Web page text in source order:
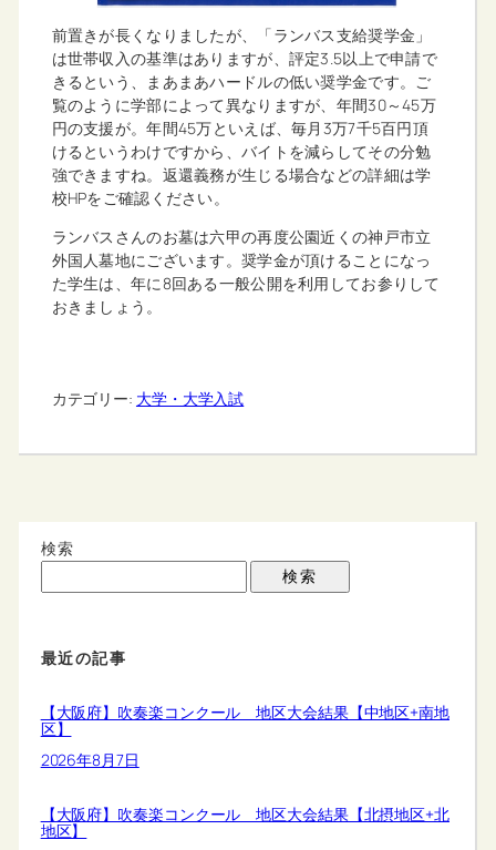
前置きが長くなりましたが、「ランバス支給奨学金」
は世帯収入の基準はありますが、評定3.5以上で申請で
きるという、まあまあハードルの低い奨学金です。ご
覧のように学部によって異なりますが、年間30～45万
円の支援が。年間45万といえば、毎月3万7千5百円頂
けるというわけですから、バイトを減らしてその分勉
強できますね。返還義務が生じる場合などの詳細は学
校HPをご確認ください。
ランバスさんのお墓は六甲の再度公園近くの神戸市立
外国人墓地にございます。奨学金が頂けることになっ
た学生は、年に8回ある一般公開を利用してお参りして
おきましょう。
カテゴリー: 大学・大学入試
検索
検索
最近の記事
【大阪府】吹奏楽コンクール 地区大会結果【中地区+南地
区】
2026年8月7日
【大阪府】吹奏楽コンクール 地区大会結果【北摂地区+北
地区】